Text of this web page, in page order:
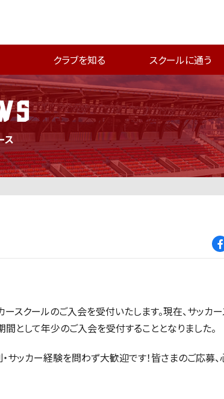
クラブを知る スクールに通う
ス
スクールのご入会を受付いたします。現在、サッカ
として年少のご入会を受付することとなりました。
・サッカー経験を問わず大歓迎です！皆さまのご応募